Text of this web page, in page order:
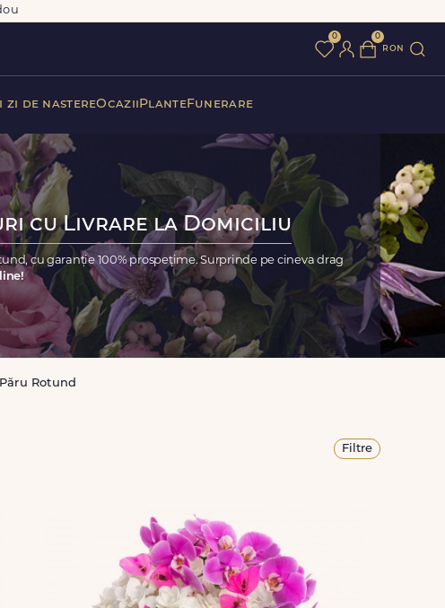
0 0
ron
zi de nastereOcazii PlanteFunerare
cu Livrare la Domiciliu
cu garanție 100% prospețime. Surprinde pe cineva drag
Păru Rotund
Filtre